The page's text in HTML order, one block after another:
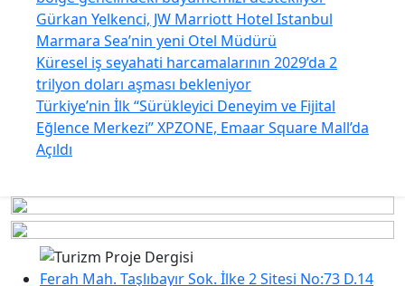
Gürkan Yelkenci, JW Marriott Hotel Istanbul
Marmara Sea’nin yeni Otel Müdürü
Küresel iş seyahati harcamalarının 2029’da 2
trilyon doları aşması bekleniyor
Türkiye’nin İlk “Sürükleyici Deneyim ve Fijital
Eğlence Merkezi” XPZONE, Emaar Square Mall’da
Açıldı
Ferah Mah. Taşlıbayır Sok. İlke 2 Sitesi No:73 D.14